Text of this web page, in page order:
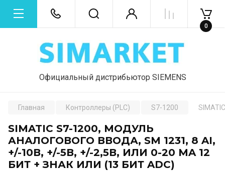
Официальный дистрибьютор SIEMENS
0
Главная Контроллеры (PLC) S7-1200
SIMATIC S7-1200, МОДУЛЬ
АНАЛОГОВОГО ВВОДА, SM 1231, 8 AI,
+/-10В, +/-5В, +/-2,5В, ИЛИ 0-20 MA 12
БИТ + ЗНАК ИЛИ (13 БИТ ADC)